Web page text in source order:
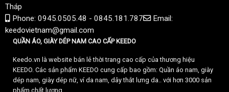
Tháp
Phone: 0945.0505.48 - 0845.181.787
Email:
keedovietnam@gmail.com
QUẦN ÁO, GIÀY DÉP NAM CAO CẤP KEEDO
Keedo.vn là website bán lẻ thời trang cao cấp của thương hiệu
KEEDO. Các sản phẩm KEEDO cung cấp bao gồm: Quần áo nam, giày
dép nam, giày dép nữ, ví da nam, dây thắt lưng da.. với hơn 3000 sản
phẩm chất lượng.